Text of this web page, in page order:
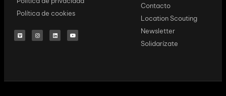
Política de cookies
Contacto
Location Scouting
Newsletter
Solidarízate